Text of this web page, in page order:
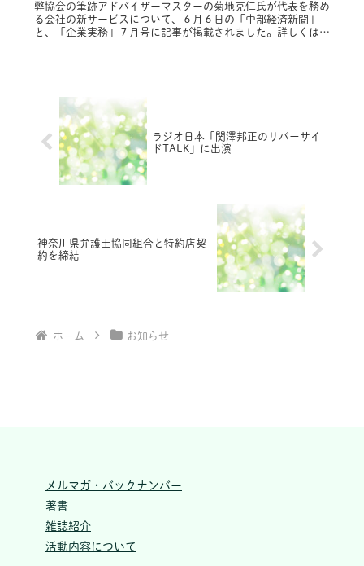
弊協会の筆跡アドバイザーマスターの菊地克仁氏が代表を務め
る会社の新サービスについて、６月６日の「中部経済新聞」
と、「企業実務」７月号に記事が掲載されました。詳しくは弊
ラジオ日本「関澤邦正のリバーサイ
ドTALK」に出演
神奈川県弁護士協同組合と特約店契
約を締結
ホーム お知らせ
メルマガ・バックナンバー
著書
雑誌紹介
活動内容について